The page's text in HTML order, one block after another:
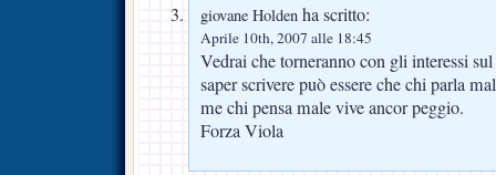
giovane Holden ha scritto:
Aprile 10th, 2007 alle 18:45
Vedrai che torneranno con gli interessi
saper scrivere può essere che chi parla
me chi pensa male vive ancor peggio.
Forza Viola